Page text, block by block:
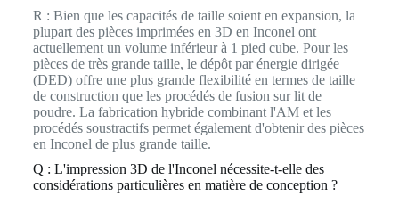
R : Bien que les capacités de taille soient en expansion, la
plupart des pièces imprimées en 3D en Inconel ont
actuellement un volume inférieur à 1 pied cube. Pour les
pièces de très grande taille, le dépôt par énergie dirigée
(DED) offre une plus grande flexibilité en termes de taille
de construction que les procédés de fusion sur lit de
poudre. La fabrication hybride combinant l'AM et les
procédés soustractifs permet également d'obtenir des pièces
en Inconel de plus grande taille.
Q : L'impression 3D de l'Inconel nécessite-t-elle des
considérations particulières en matière de conception ?